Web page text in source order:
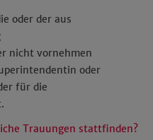
oder der aus
nicht vornehmen
oder
für die
Trauungen stattfinden?